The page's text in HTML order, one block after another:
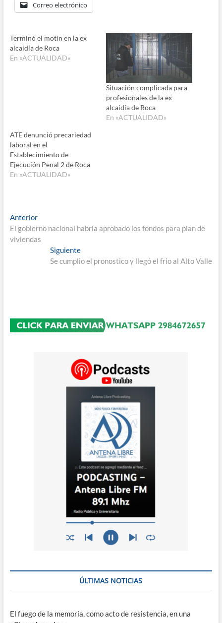
Correo electrónico
Terminó el motín en la ex
alcaidía de Roca
En «ACTUALIDAD»
Situación complicada para
profesionales de la ex
alcaidía de Roca
En «ACTUALIDAD»
ATE denunció precariedad
laboral en el
Establecimiento de
Ejecución Penal 2 de Roca
En «ACTUALIDAD»
Navegación
de
entradas
AnteriorEntrada
anterior:
El gobierno nacional habría aprobado los fondos para plan de
viviendas
SiguienteEntrada
siguiente:
Se cumplio el pronostico y llegó el frio al Alto Valle
ÚLTIMAS NOTICIAS
El fuego de la memoria, como acto de resistencia, en una